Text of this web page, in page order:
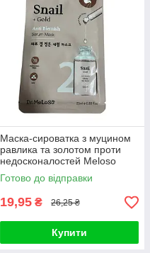
Маска-сироватка з муцином
равлика та золотом проти
недосконалостей Meloso
Snail + Gold Anti Blemish
Готово до відправки
19,95 ₴ 26,25 ₴
Купити